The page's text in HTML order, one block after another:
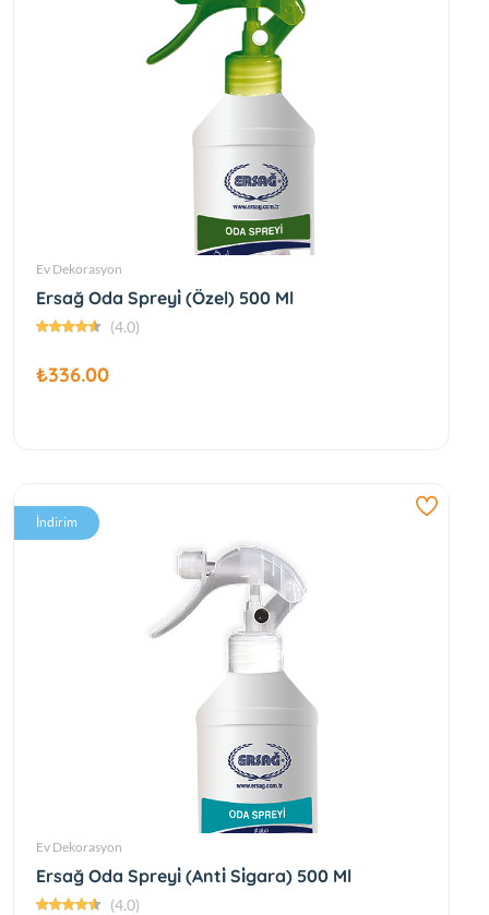
Ev Dekorasyon
Ersağ Oda Spreyi̇ (Özel) 500 Ml
(4.0)
₺336.00
İndirim
Ev Dekorasyon
Ersağ Oda Spreyi̇ (Anti̇ Si̇gara) 500 Ml
(4.0)